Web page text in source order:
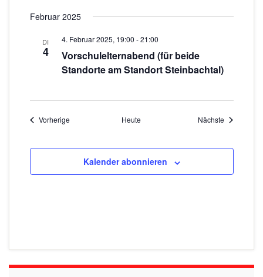
Februar 2025
DI
4
4. Februar 2025, 19:00 -21:00
Vorschulelternabend (für beide
Standorte am Standort Steinbachtal)
VorherigeVeranstaltungen Heute Nächste
Kalender abonnieren